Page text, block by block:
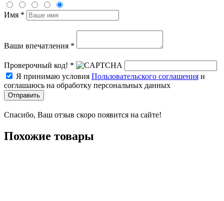
Имя *
Ваши впечатления *
Проверочный код! *
Я принимаю условия Пользовательского соглашения и
соглашаюсь на обработку персональных данных
Отправить
Спасибо, Ваш отзыв скоро появится на сайте!
Похожие товары